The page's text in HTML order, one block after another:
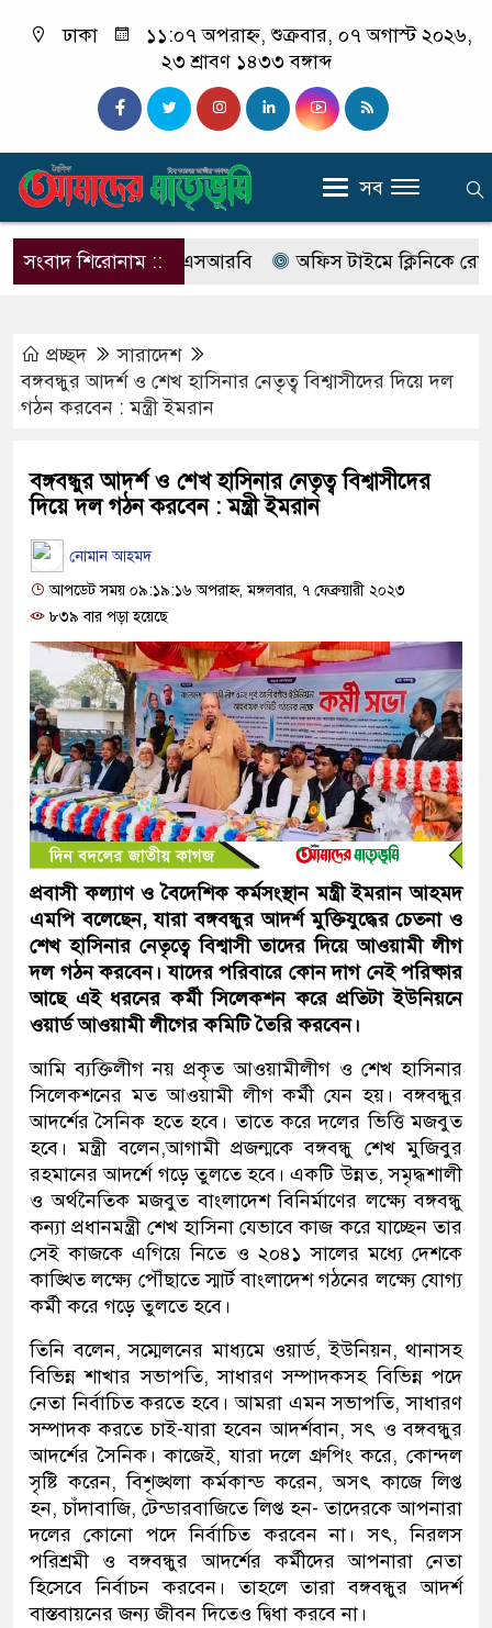
ঢাকা
১১:০৭ অপরাহ্ন, শুক্রবার, ০৭ অগাস্ট ২০২৬,
২৩ শ্রাবণ ১৪৩৩ বঙ্গাব্দ
সব
সংবাদ শিরোনাম ::
বদলে আসছে এসআরবি অফিস টাইমে ক্লিনিকে রোগী
প্রচ্ছদ
সারাদেশ
বঙ্গবন্ধুর আদর্শ ও শেখ হাসিনার নেতৃত্ব বিশ্বাসীদের দিয়ে দল
গঠন করবেন : মন্ত্রী ইমরান
বঙ্গবন্ধুর আদর্শ ও শেখ হাসিনার নেতৃত্ব বিশ্বাসীদের
দিয়ে দল গঠন করবেন : মন্ত্রী ইমরান
নোমান আহমদ
আপডেট সময় ০৯:১৯:১৬ অপরাহ্ন, মঙ্গলবার, ৭ ফেব্রুয়ারী ২০২৩
৮৩৯ বার পড়া হয়েছে
প্রবাসী কল্যাণ ও বৈদেশিক কর্মসংস্থান মন্ত্রী ইমরান আহমদ
এমপি বলেছেন, যারা বঙ্গবন্ধুর আদর্শ মুক্তিযুদ্ধের চেতনা ও
শেখ হাসিনার নেতৃত্বে বিশ্বাসী তাদের দিয়ে আওয়ামী লীগ
দল গঠন করবেন। যাদের পরিবারে কোন দাগ নেই পরিষ্কার
আছে এই ধরনের কর্মী সিলেকশন করে প্রতিটা ইউনিয়নে
ওয়ার্ড আওয়ামী লীগের কমিটি তৈরি করবেন।
আমি ব্যক্তিলীগ নয় প্রকৃত আওয়ামীলীগ ও শেখ হাসিনার
সিলেকশনের মত আওয়ামী লীগ কর্মী যেন হয়। বঙ্গবন্ধুর
আদর্শের সৈনিক হতে হবে। তাতে করে দলের ভিত্তি মজবুত
হবে। মন্ত্রী বলেন,আগামী প্রজন্মকে বঙ্গবন্ধু শেখ মুজিবুর
রহমানের আদর্শে গড়ে তুলতে হবে। একটি উন্নত, সমৃদ্ধশালী
ও অর্থনৈতিক মজবুত বাংলাদেশ বিনির্মাণের লক্ষ্যে বঙ্গবন্ধু
কন্যা প্রধানমন্ত্রী শেখ হাসিনা যেভাবে কাজ করে যাচ্ছেন তার
সেই কাজকে এগিয়ে নিতে ও ২০৪১ সালের মধ্যে দেশকে
কাঙ্খিত লক্ষ্যে পৌঁছাতে স্মার্ট বাংলাদেশ গঠনের লক্ষ্যে যোগ্য
কর্মী করে গড়ে তুলতে হবে।
তিনি বলেন, সম্মেলনের মাধ্যমে ওয়ার্ড, ইউনিয়ন, থানাসহ
বিভিন্ন শাখার সভাপতি, সাধারণ সম্পাদকসহ বিভিন্ন পদে
নেতা নির্বাচিত করতে হবে। আমরা এমন সভাপতি, সাধারণ
সম্পাদক করতে চাই-যারা হবেন আদর্শবান, সৎ ও বঙ্গবন্ধুর
আদর্শের সৈনিক। কাজেই, যারা দলে গ্রুপিং করে, কোন্দল
সৃষ্টি করেন, বিশৃঙ্খলা কর্মকান্ড করেন, অসৎ কাজে লিপ্ত
হন, চাঁদাবাজি, টেন্ডারবাজিতে লিপ্ত হন- তাদেরকে আপনারা
দলের কোনো পদে নির্বাচিত করবেন না। সৎ, নিরলস
পরিশ্রমী ও বঙ্গবন্ধুর আদর্শের কর্মীদের আপনারা নেতা
হিসেবে নির্বাচন করবেন। তাহলে তারা বঙ্গবন্ধুর আদর্শ
বাস্তবায়নের জন্য জীবন দিতেও দ্বিধা করবে না।